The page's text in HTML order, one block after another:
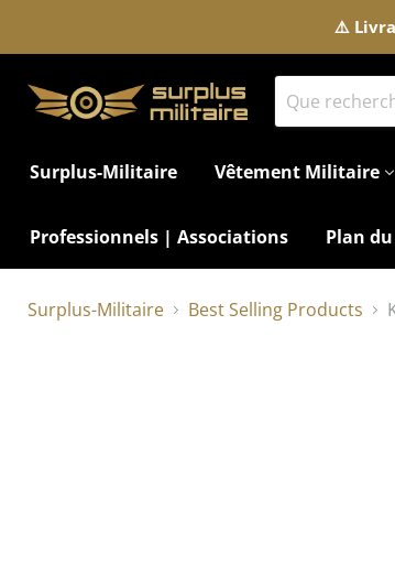
⚠️
Surplus-Militaire Vêtement Militaire
Professionnels | Associations Plan
Surplus-Militaire Best Selling Products